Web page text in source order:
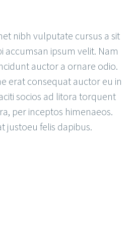
nibh vulputate cursus a sit
accumsan ipsum velit. Nam
auctor a ornare odio.
erat consequat auctor eu in
socios ad litora torquent
per inceptos himenaeos.
justoeu felis dapibus.